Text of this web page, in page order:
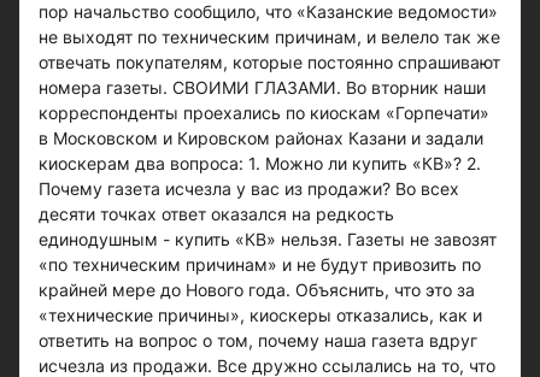
пор начальство сообщило, что «Казанские ведомости»
не выходят по техническим причинам, и велело так же
отвечать покупателям, которые постоянно спрашивают
номера газеты. СВОИМИ ГЛАЗАМИ. Во вторник наши
корреспонденты проехались по киоскам «Горпечати»
в Московском и Кировском районах Казани и задали
киоскерам два вопроса: 1. Можно ли купить «КВ»? 2.
Почему газета исчезла у вас из продажи? Во всех
десяти точках ответ оказался на редкость
единодушным - купить «КВ» нельзя. Газеты не завозят
«по техническим причинам» и не будут привозить по
крайней мере до Нового года. Объяснить, что это за
«технические причины», киоскеры отказались, как и
ответить на вопрос о том, почему наша газета вдруг
исчезла из продажи. Все дружно ссылались на то, что